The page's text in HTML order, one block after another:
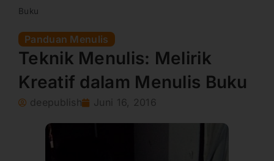
Buku
Panduan Menulis
Teknik Menulis: Melirik
Kreatif dalam Menulis Buku
deepublish Juni 16, 2016